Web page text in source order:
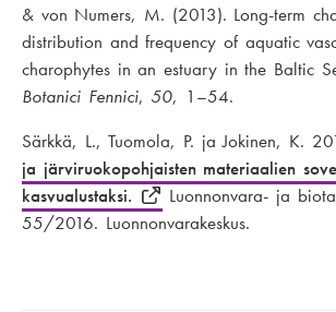
& von Numers, M. (2013). Long-term
distribution and frequency of aquatic
charophytes in an estuary in the Baltic
Botanici Fennici, 50, 1–54.
Särkkä, L., Tuomola, P. ja Jokinen, K.
ja järviruokopohjaisten materiaalien
kasvualustaksi.
Luonnonvara- ja
55/2016. Luonnonvarakeskus.